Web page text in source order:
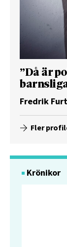
”Då är
Fredrik
Fler
Krönikor